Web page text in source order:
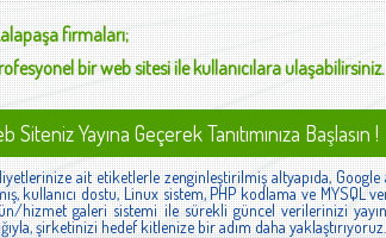
firmaları;
bir web sitesi ile kullanıcılara ulaşabilirsiniz.
Siteniz Yayına Geçerek Tanıtımınıza Başlasın !
ait etiketlerle zenginleştirilmiş altyapıda,
kullanıcı dostu, Linux sistem, PHP kodlama ve MYSQL
hizmet galeri sistemi ile sürekli güncel verilerinizi
şirketinizi hedef kitlenize bir adım daha yaklaştırıyoruz.